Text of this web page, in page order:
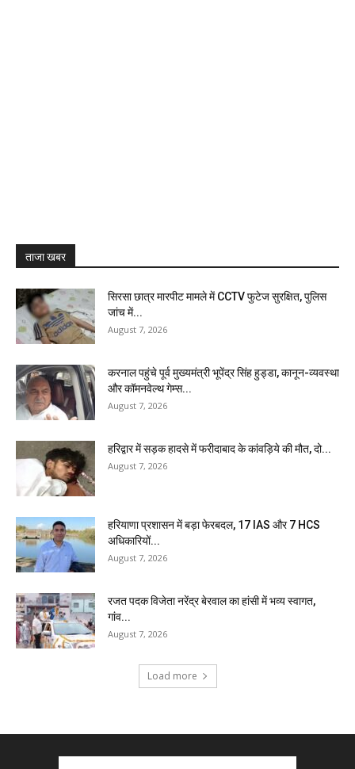
ताजा खबर
सिरसा छात्र मारपीट मामले में CCTV फुटेज सुरक्षित, पुलिस
जांच में...
August 7, 2026
करनाल पहुंचे पूर्व मुख्यमंत्री भूपेंद्र सिंह हुड्डा, कानून-व्यवस्था
और कॉमनवेल्थ गेम्स...
August 7, 2026
हरिद्वार में सड़क हादसे में फरीदाबाद के कांवड़िये की मौत, दो...
August 7, 2026
हरियाणा प्रशासन में बड़ा फेरबदल, 17 IAS और 7 HCS
अधिकारियों...
August 7, 2026
रजत पदक विजेता नरेंद्र बेरवाल का हांसी में भव्य स्वागत,
गांव...
August 7, 2026
Load more